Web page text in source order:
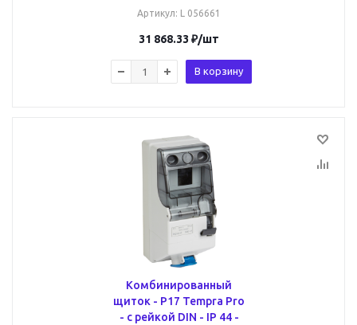
Артикул: L 056661
31 868.33 ₽/шт
В корзину
Комбинированный
щиток - P17 Tempra Pro
- с рейкой DIN - IP 44 -